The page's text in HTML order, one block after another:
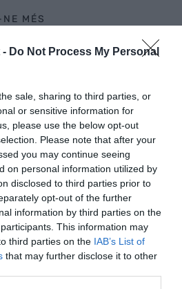
- Do Not Process My Personal
sale, sharing to third parties, or
or sensitive information for
please use the below opt-out
Please note that after your
you may continue seeing
on personal information utilized by
disclosed to third parties prior to
opt-out of the further
information by third parties on the
This information may
third parties on the IAB’s List of
that may further disclose it to other
MÉS
senyora mandra
altres qüestions
, no n’hi ha prou amb
el que realment compta és
això és important que les
espais, rutines i